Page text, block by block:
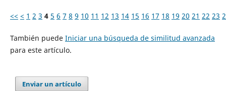
<< < 1 2 3 4 5 6 7 8 9 10 11 12 13 14 15 16 17 18 19 20 21 22 23
También puede Iniciar una búsqueda de similitud avanzada
para este artículo.
Enviar un artículo